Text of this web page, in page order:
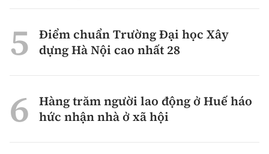
Điểm chuẩn Trường Đại học Xây
dựng Hà Nội cao nhất 28
Hàng trăm người lao động ở Huế háo
hức nhận nhà ở xã hội